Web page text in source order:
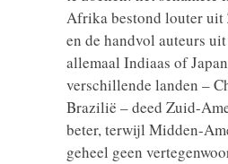
Afrika bestond louter
en de handvol auteurs
allemaal Indiaas of
verschillende landen –
Brazilië – deed Zuid-
beter, terwijl Midden-
geheel geen